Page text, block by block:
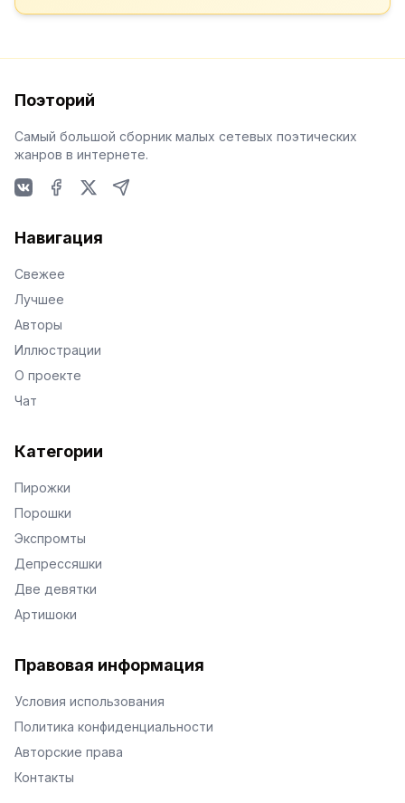
Поэторий
Самый большой сборник малых сетевых поэтических
жанров в интернете.
Навигация
Свежее
Лучшее
Авторы
Иллюстрации
О проекте
Чат
Категории
Пирожки
Порошки
Экспромты
Депрессяшки
Две девятки
Артишоки
Правовая информация
Условия использования
Политика конфиденциальности
Авторские права
Контакты